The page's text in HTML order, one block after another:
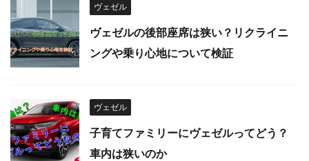
ヴェゼル
ヴェゼルの後部座席は狭い？リクライニ
ングや乗り心地について検証
ヴェゼル
子育てファミリーにヴェゼルってどう？
車内は狭いのか